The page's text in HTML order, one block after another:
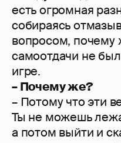
есть огромная
собираясь
вопросом, почему
самоотдачи не
игре.
– Почему же?
– Потому что эти
Ты не можешь
а потом выйти и